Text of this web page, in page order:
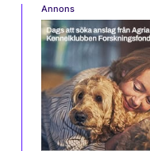
Annons